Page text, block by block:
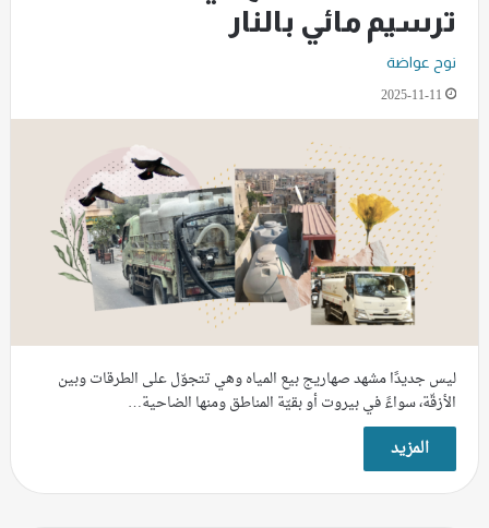
ترسيم مائي بالنار
نوح عواضة
2025-11-11
ليس جديدًا مشهد صهاريج بيع المياه وهي تتجوّل على الطرقات وبين
الأزقّة، سواءً في بيروت أو بقيّة المناطق ومنها الضاحية…
المزيد